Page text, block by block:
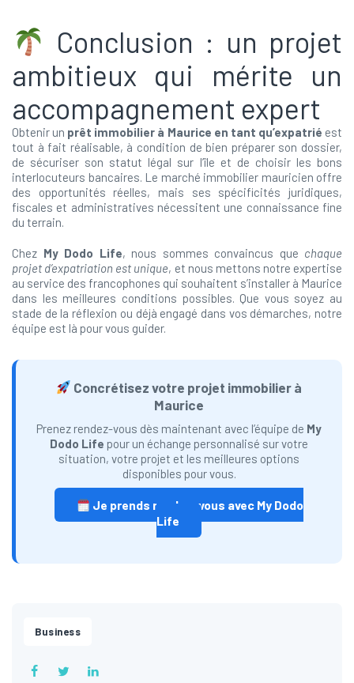
Conclusion : un projet
ambitieux qui mérite un
accompagnement expert
Obtenir un prêt immobilier à Maurice en tant qu’expatrié est
tout à fait réalisable, à condition de bien préparer son dossier,
de sécuriser son statut légal sur l’île et de choisir les bons
interlocuteurs bancaires. Le marché immobilier mauricien offre
des opportunités réelles, mais ses spécificités juridiques,
fiscales et administratives nécessitent une connaissance fine
du terrain.
Chez My Dodo Life, nous sommes convaincus que chaque
projet d’expatriation est unique, et nous mettons notre expertise
au service des francophones qui souhaitent s’installer à Maurice
dans les meilleures conditions possibles. Que vous soyez au
stade de la réflexion ou déjà engagé dans vos démarches, notre
équipe est là pour vous guider.
Concrétisez votre projet immobilier à
Maurice
Prenez rendez-vous dès maintenant avec l’équipe de My
Dodo Life pour un échange personnalisé sur votre
situation, votre projet et les meilleures options
disponibles pour vous.
Je prends rendez-vous avec My Dodo
Life
Business